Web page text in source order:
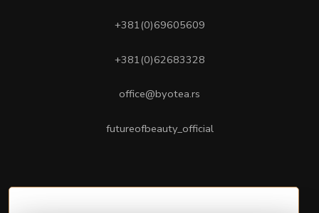
+381(0)69605609
+381(0)62683328
office@byotea.rs
futureofbeauty_official